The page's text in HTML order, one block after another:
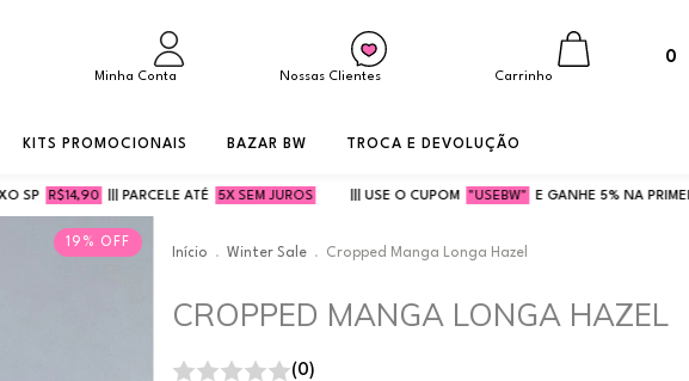
Minha Conta Nossas Clientes Carrinho
0
KITS PROMOCIONAIS BAZAR BW TROCA E DEVOLUÇÃO
||| PARCELE ATÉ 5X SEM JUROS ||| USE O CUPOM "USEBW" E GANHE 5% NA PRIMEIRA COMPRA! |||
19 % OFF
Início . Winter Sale . Cropped Manga Longa Hazel
CROPPED MANGA LONGA HAZEL
(0)